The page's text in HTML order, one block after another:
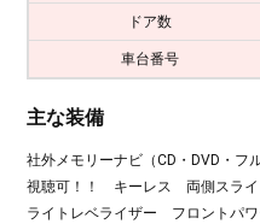
ドア数
車台番号
主な装備
社外メモリーナビ（CD・DVD・
視聴可！！ キーレス 両側スラ
ライトレベライザー フロントパワ